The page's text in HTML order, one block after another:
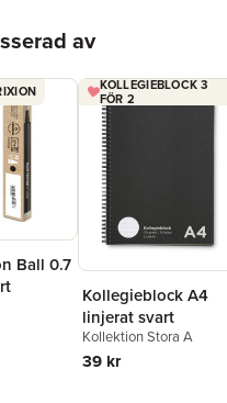
av
Ball 0.7
KOLLEGIEBLOCK 3
FÖR 2
Kollegieblock A4
linjerat svart
Kollektion Stora A
39 kr